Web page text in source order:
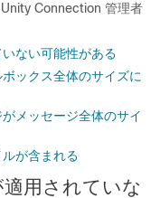
Connection 管理者
ない可能性がある
ックス全体のサイズに
メッセージ全体のサイ
が含まれる
用されていな